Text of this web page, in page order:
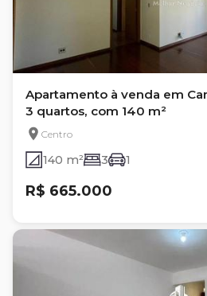
Apartamento à venda em
3 quartos, com 140 m²
Centro
140 m² 3 1
R$ 665.000